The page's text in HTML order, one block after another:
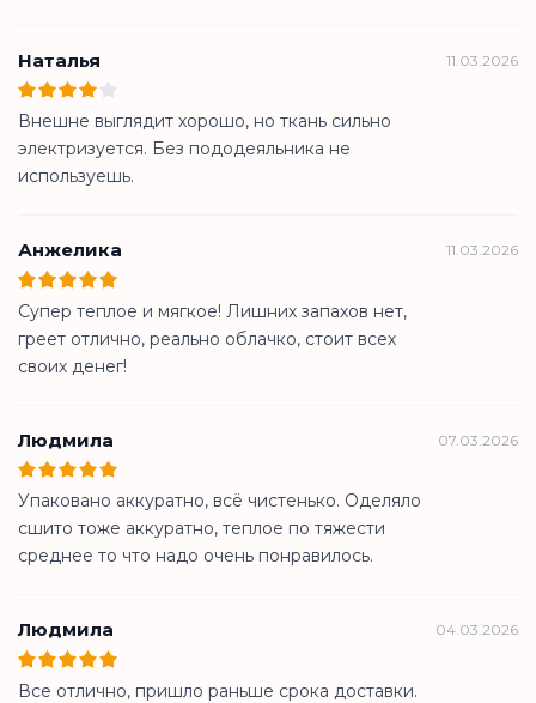
Наталья 11.03.2026
Внешне выглядит хорошо, но ткань сильно
электризуется. Без пододеяльника не
используешь.
Анжелика 11.03.2026
Супер теплое и мягкое! Лишних запахов нет,
греет отлично, реально облачко, стоит всех
своих денег!
Людмила 07.03.2026
Упаковано аккуратно, всё чистенько. Оделяло
сшито тоже аккуратно, теплое по тяжести
среднее то что надо очень понравилось.
Людмила 04.03.2026
Все отлично, пришло раньше срока доставки.